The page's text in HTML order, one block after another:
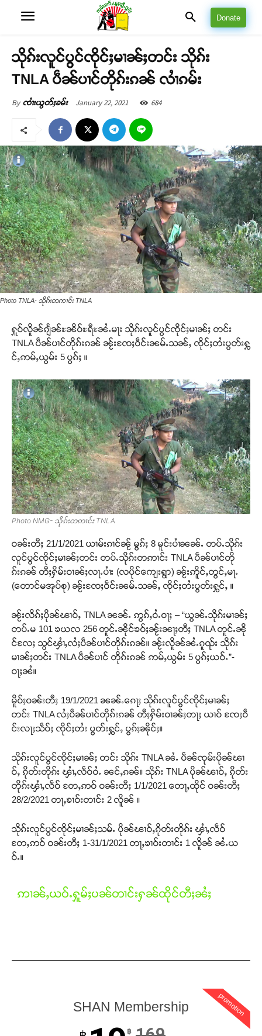
Donate
သိုၵ်းလူင်ပွင်ၸိုင်ႈမၢၼ်ႈတင်း သိုၵ်း
TNLA ပဵၼ်ပၢင်တိုၵ်းၵၼ် လၢႆၵမ်း
By ၸၢႆးယွတ်ႈၶမ်း January 22, 2021 684
Photo TNLA- သိုၵ်းတဢၢင်း TNLA
ႁူဝ်လိူၼ်ၵျႅၼ်ႊၼိဝ်ႊရီႊၼႆႉမႃး သိုၵ်းလူင်ပွင်ၸိုင်ႈမၢၼ်ႈ တင်း
TNLA ပဵၼ်ပၢင်တိုၵ်းၵၼ် ၼႂ်းၸႄႈဝဵင်းၼမ်ႉသၼ်ႇ ၸိုင်ႈတႆးပွတ်းႁွ
င်ႇဢမ်ႇယွမ်း 5 ပွၵ်ႈ ။
Photo NMG- သိုၵ်းတဢၢင်း TNLA
ဝၼ်းတီႈ 21/1/2021 ယၢမ်းၵၢင်ၼႂ် မွၵ်ႈ 8 မူင်းပၢႆၼၼ်ႉ တပ်ႉသိုၵ်း
လူင်ပွင်ၸိုင်ႈမၢၼ်ႈတင်း တပ်ႉသိုၵ်းတဢၢင်း TNLA ပဵၼ်ပၢင်တို
ၵ်းၵၼ် တီႈႁိမ်းဝၢၼ်ႈလႃႉပၢႆး (လပိုင်ကျေးရွာ) ၼႂ်းဢိူင်ႇတွင်ႇမႃႉ
(တောင်မအုပ်စု) ၼႂ်းၸႄႈဝဵင်းၼမ်ႉသၼ်ႇ ၸိုင်ႈတႆးပွတ်းႁွင်ႇ ။
ၼႂ်းလိၵ်ႈပိုၼ်ၽၢဝ်ႇ TNLA ၼၼ်ႉ ဢွၵ်ႇဝႆႉဝႃႈ – “ယွၼ်ႉသိုၵ်းမၢၼ်ႈ
တပ်ႉမ 101 ၶယလ 256 တူင်ႉၼိုင်ၶဝ်ႈၼႂ်းၼႃႈတီႈ TNLA တူင်ႉၼို
င်လႄႈ သွင်ၾၢႆႇလႆႈပဵၼ်ပၢင်တိုၵ်းၵၼ်။ ၼႂ်းလိူၼ်ၼႆႉၵူၺ်း သိုၵ်း
မၢၼ်ႈတင်း TNLA ပဵၼ်ပၢင် တိုၵ်းၵၼ် ဢမ်ႇယွမ်း 5 ပွၵ်ႈယဝ်ႉ”-
ဝႃႈၼႆ။
မိူဝ်ႈဝၼ်းတီႈ 19/1/2021 ၼၼ်ႉၵေႃႈ သိုၵ်းလူင်ပွင်ၸိုင်ႈမၢၼ်ႈ
တင်း TNLA လႆႈပဵၼ်ပၢင်တိုၵ်းၵၼ် တီႈႁိမ်းဝၢၼ်ႈတႃႈ ယၢဝ် ၸႄႈဝဵ
င်းလႃႈသဵဝ်ႈ ၸိုင်ႈတႆး ပွတ်းႁွင်ႇ ပွၵ်ႈၼိုင်ႈ။
သိုၵ်းလူင်ပွင်ၸိုင်ႈမၢၼ်ႈ တင်း သိုၵ်း TNLA ၼႆႉ ပဵၼ်ၸုမ်းပိုၼ်ၽၢ
ဝ်ႇ ၵိုတ်းတိုၵ်း ၾၢႆႇလဵဝ်ဝႆႉ ၼင်ႇၵၼ်။ သိုၵ်း TNLA ပိုၼ်ၽၢဝ်ႇ ၵိုတ်း
တိုၵ်းၾၢႆႇလဵဝ် တႄႇဢဝ် ဝၼ်းတီႈ 1/1/2021 တေႃႇထိုင် ဝၼ်းတီႈ
28/2/2021 တႃႇၶၢဝ်းတၢင်း 2 လိူၼ် ။
သိုၵ်းလူင်ပွင်ၸိုင်ႈမၢၼ်ႈသမ်ႉ ပိုၼ်ၽၢဝ်ႇၵိုတ်းတိုၵ်း ၾၢႆႇလဵဝ်
တႄႇဢဝ် ဝၼ်းတီႈ 1-31/1/2021 တႃႇၶၢဝ်းတၢင်း 1 လိူၼ် ၼႆႉယ
ဝ်ႉ။
ဢၢၼ်ႇယဝ်ႉႁူမ်ႈပၼ်တၢင်းႁၼ်ထိုင်တီႈၼႆႈ
promotion
SHAN Membership
฿